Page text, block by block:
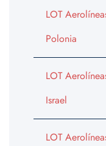
LOT
Polonia
LOT
Israel
LOT